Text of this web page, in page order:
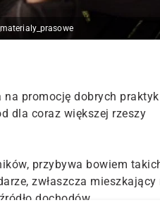
na promocję dobrych
dla coraz większej rzeszy
przybywa bowiem
zwłaszcza mieszkający
dochodów.